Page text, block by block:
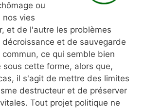
ou
nos vies
et de l'autre les problèmes
et de sauvegarde
ce qui semble bien
sous cette forme, alors que,
il s'agit de mettre des limites
destructeur et de préserver
Tout projet politique ne